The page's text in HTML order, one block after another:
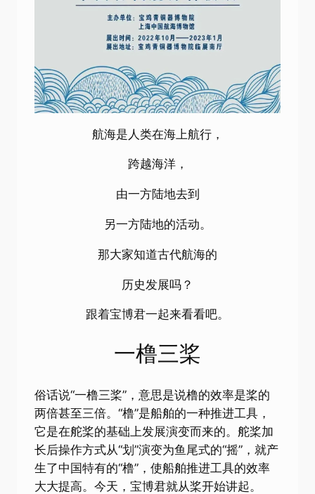
航海是人类在海上航行，
跨越海洋，
由一方陆地去到
另一方陆地的活动。
那大家知道古代航海的
历史发展吗？
跟着宝博君一起来看看吧。
一橹三桨
俗话说“一橹三桨”，意思是说橹的效率是桨的
两倍甚至三倍。“橹”是船舶的一种推进工具，
它是在舵桨的基础上发展演变而来的。舵桨加
长后操作方式从“划”演变为鱼尾式的“摇”，就产
生了中国特有的“橹”，使船舶推进工具的效率
大大提高。今天，宝博君就从桨开始讲起。